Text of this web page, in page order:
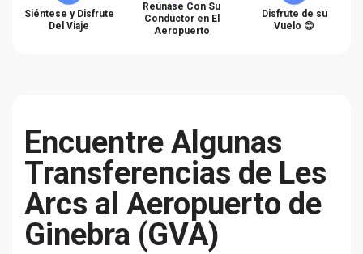
Siéntese y Disfrute
Del Viaje
Reúnase Con Su
Conductor en El
Aeropuerto
Disfrute de su
Vuelo 😊
Encuentre Algunas
Transferencias de Les
Arcs al Aeropuerto de
Ginebra (GVA)